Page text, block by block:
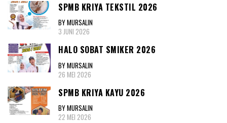
SPMB KRIYA TEKSTIL 2026
BY MURSALIN
3 JUNI 2026
HALO SOBAT SMIKER 2026
BY MURSALIN
26 MEI 2026
SPMB KRIYA KAYU 2026
BY MURSALIN
22 MEI 2026